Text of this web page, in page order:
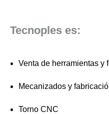
Tecnoples es:
Venta de herramientas y
Mecanizados y
Torno CNC